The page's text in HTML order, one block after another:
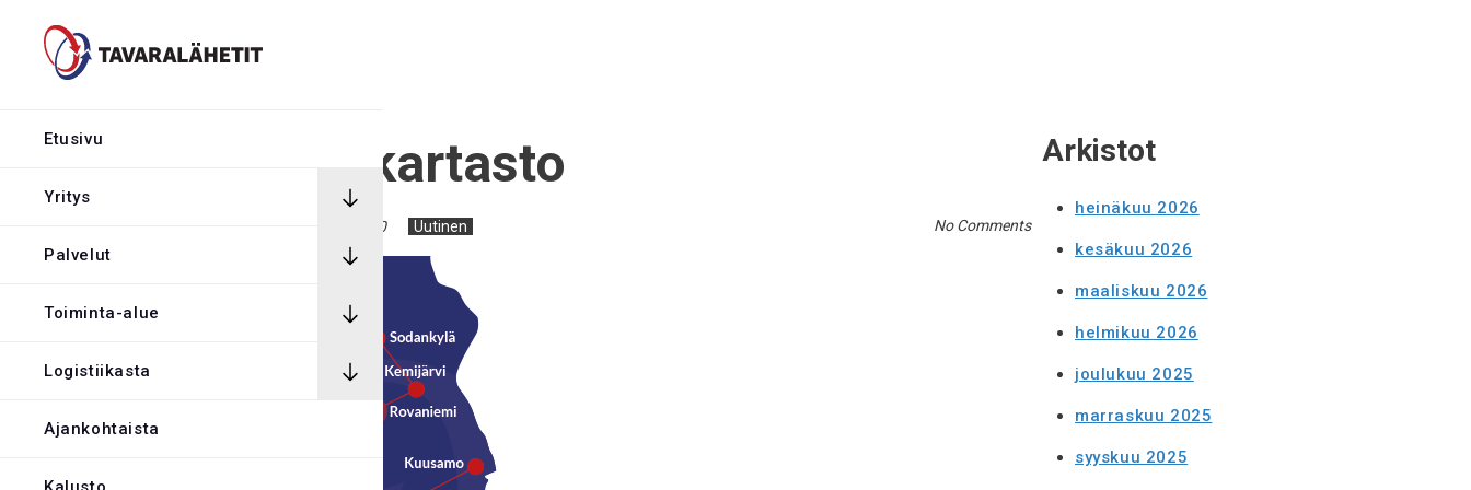
Etusivu
Yritys
Palvelut
Toiminta-alue
Logistiikasta
Ajankohtaista
Hintalaskuri
Rahtikirja
Yhteystiedot
Avaa Oiva raportti
Kirjaudu tilausportaaliin
Uusi reittikartasto
kymppiuser2020 Uutinen No Comments
Arkistot
heinäkuu 2026
kesäkuu 2026
maaliskuu 2026
helmikuu 2026
joulukuu 2025
marraskuu 2025
syyskuu 2025